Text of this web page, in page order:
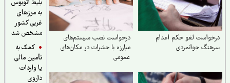
بلیط اتوبوس
به مرزهای
غربی کشور
مشخص شد
کمک به
تأمین مالی
یا واردات
داروی
لغو حکم اعدام
جوانمردی
درخواست نصب سیستم‌های
مبارزه با حشرات در مکان‌های